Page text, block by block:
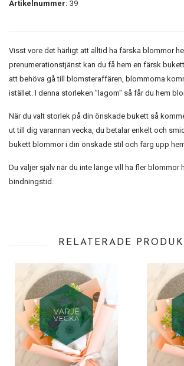
Artikelnummer: 39
Visst vore det härligt att alltid ha färska blommor
prenumerationstjänst kan du få hem en färsk
att behöva gå till blomsteraffären, blommorna
istället. I denna storleken "lagom" så får du hem
När du valt storlek på din önskade bukett så
ut till dig varannan vecka, du betalar enkelt och
bukett blommor i din önskade stil och färg upp
Du väljer själv när du inte länge vill ha fler blommor
bindningstid.
RELATERADE